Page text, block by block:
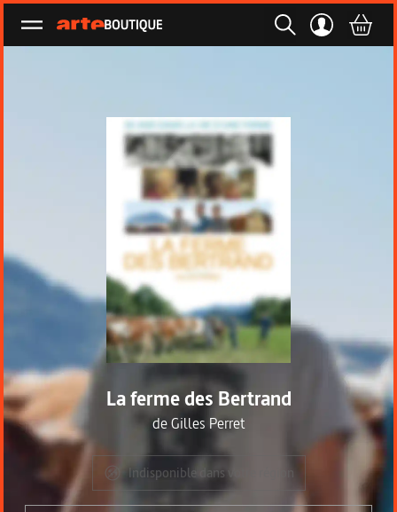
Ouvrir le menu
La ferme des Bertrand
deGilles Perret
Indisponible dans votre région